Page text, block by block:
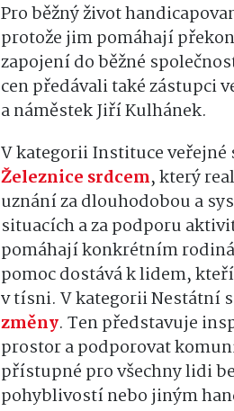
Pro běžný život
protože jim pomáhají
zapojení do běžné
cen předávali také zástupci
a náměstek Jiří Kulhánek.
V kategorii Instituce
Železnice srdcem, který
uznání za dlouhodobou a
situacích a za podporu
pomáhají konkrétním
pomoc dostává k lidem,
v tísni. V kategorii Nestátní
změny. Ten představuje
prostor a podporovat
přístupné pro všechny lidi
pohyblivostí nebo jiným